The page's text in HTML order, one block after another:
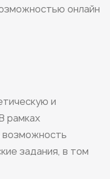
онлайн
и
рамках
возможность
задания, в том